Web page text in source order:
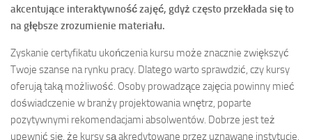
akcentujące interaktywność zajęć, gdyż często przekłada się to
na głębsze zrozumienie materiału.
Zyskanie certyfikatu ukończenia kursu może znacznie zwiększyć
Twoje szanse na rynku pracy. Dlatego warto sprawdzić, czy kursy
oferują taką możliwość. Osoby prowadzące zajęcia powinny mieć
doświadczenie w branży projektowania wnętrz, poparte
pozytywnymi rekomendacjami absolwentów. Dobrze jest też
upewnić się, że kursy są akredytowane przez uznawane instytucje,